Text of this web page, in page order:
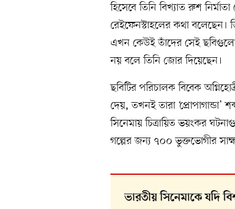
হিসেবে তিনি বিখ্যাত রুশ
রেইফেনস্টাহলের কথা বলেছেন।
এখন কেউই তাঁদের সেই
নয় বলে তিনি জোর দিয়েছেন।
ছবিটির পরিচালক বিবেক
দেয়, তখনই তারা ‘প্রোপাগান্ডা’
সিনেমায় চিত্রায়িত ভয়ংকর
গল্পের জন্য ৭০০ ভুক্তভোগীর
ভারতীয় সিনেমাকে যদি